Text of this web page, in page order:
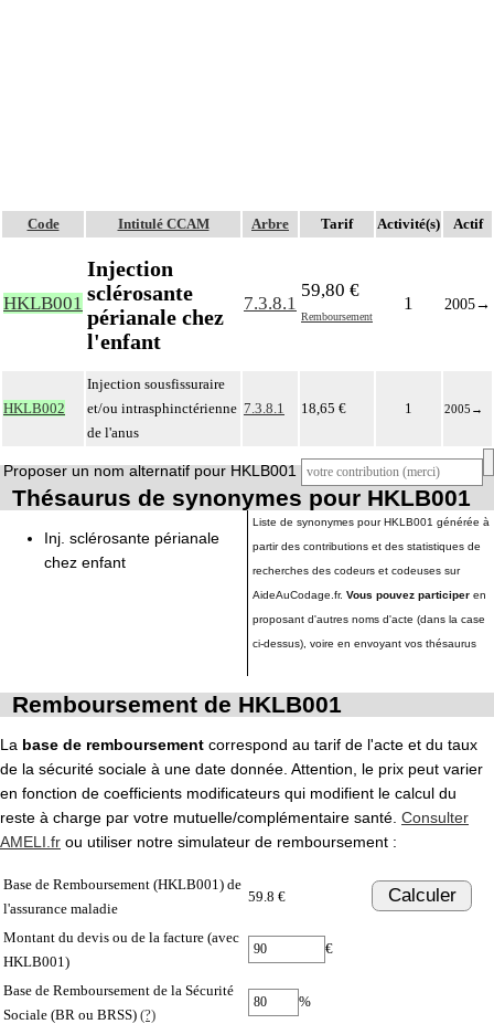
Code Intitulé CCAM Arbre Tarif Activité(s) Actif
HKLB001
Injection
sclérosante
périanale chez
l'enfant
7.3.8.1
59,80 €
Remboursement
1 2005→
HKLB002
Injection sousfissuraire
et/ou intrasphinctérienne
de l'anus
7.3.8.1 18,65 € 1 2005 →
Proposer un nom alternatif pour HKLB001
Thésaurus de synonymes pour HKLB001
Inj. sclérosante périanale
chez enfant
Liste de synonymes pour HKLB001 générée à
partir des contributions et des statistiques de
recherches des codeurs et codeuses sur
AideAuCodage.fr. Vous pouvez participer en
proposant d'autres noms d'acte (dans la case
ci-dessus), voire en envoyant vos thésaurus
Remboursement de HKLB001
La base de remboursement correspond au tarif de l'acte et du taux
de la sécurité sociale à une date donnée. Attention, le prix peut varier
en fonction de coefficients modificateurs qui modifient le calcul du
reste à charge par votre mutuelle/complémentaire santé. Consulter
AMELI.fr ou utiliser notre simulateur de remboursement :
Base de Remboursement (HKLB001) de
l'assurance maladie
59.8 € Calculer
Montant du devis ou de la facture (avec
HKLB001)
€
Base de Remboursement de la Sécurité
Sociale (BR ou BRSS) (?)
%